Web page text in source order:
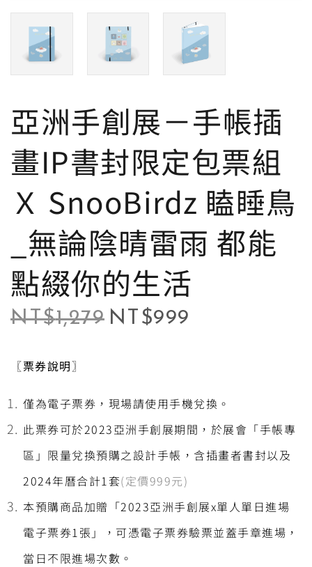
亞洲手創展－手帳插
畫IP書封限定包票組
Ｘ SnooBirdz 瞌睡鳥
_無論陰晴雷雨 都能
點綴你的生活
NT$1,279 NT$999
〖票券說明〗
僅為電子票券，現場請使用手機兌換。
此票券可於2023亞洲手創展期間，於展會「手帳專
區」限量兌換預購之設計手帳，含插畫者書封以及
2024年曆合計1套(定價999元)
本預購商品加贈「2023亞洲手創展x單人單日進場
電子票券1張」，可憑電子票券驗票並蓋手章進場，
當日不限進場次數。